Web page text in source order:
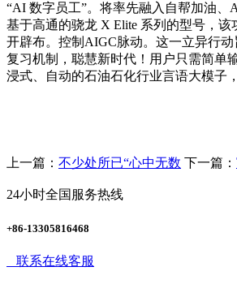
“AI 数字员工”。将率先融入自帮加油、
基于高通的骁龙 X Elite 系列的型号，
开辟布。控制AIGC脉动。这一立异行
复习机制，聪慧新时代！用户只需简单
浸式、自动的石油石化行业言语大模子
上一篇： 不少处所已“心中无数 下一篇：
24小时全国服务热线
+86-13305816468
联系在线客服